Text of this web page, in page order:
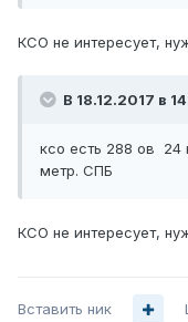
КСО не интересует,
В 18.12.2017 в
ксо есть 288 ов
метр. СПБ
КСО не интересует,
Вставить ник